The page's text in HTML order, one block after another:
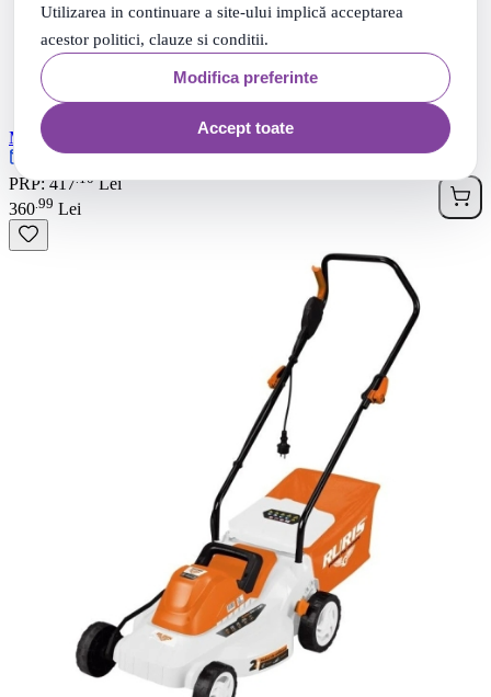
Utilizarea in continuare a site-ului implică acceptarea
acestor politici, clauze si conditii.
Modifica preferinte
Accept toate
Masina de tuns gazon, 1.2 kW, 32 cm, 30L, Micul Fermier
PRP: 417.10Lei
360 99 Lei